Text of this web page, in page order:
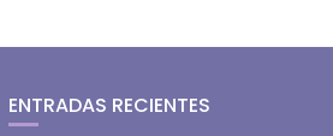
ENTRADAS RECIENTES